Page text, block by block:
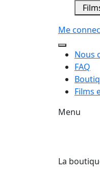
Me
Nous
FAQ
Films
Menu
La